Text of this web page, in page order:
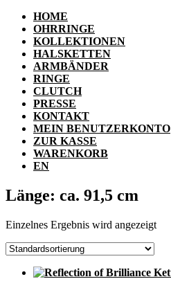
HOME
OHRRINGE
KOLLEKTIONEN
HALSKETTEN
ARMBÄNDER
RINGE
CLUTCH
PRESSE
KONTAKT
MEIN BENUTZERKONTO
ZUR KASSE
WARENKORB
EN
Länge: ca. 91,5 cm
Einzelnes Ergebnis wird angezeigt